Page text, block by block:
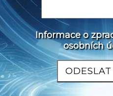
Informace o
osobních